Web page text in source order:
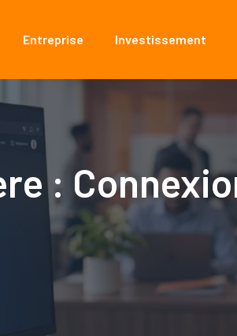
Entreprise Investissement
: